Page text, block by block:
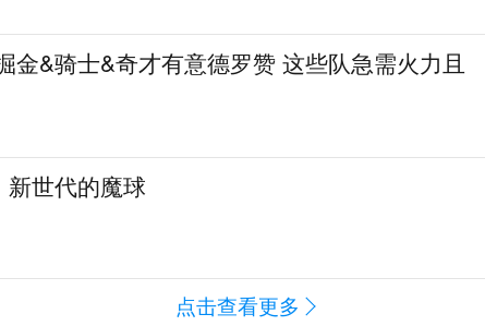
金&骑士&奇才有意德罗赞 这些队急需火力且
世代的魔球
点击查看更多